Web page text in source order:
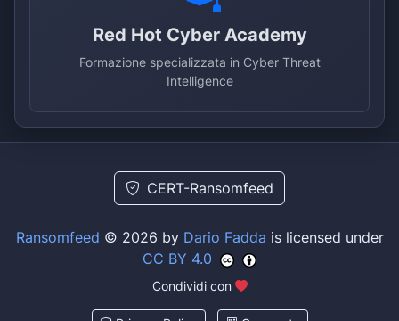
Red Hot Cyber Academy
Formazione specializzata in Cyber Threat
Intelligence
CERT-Ransomfeed
Ransomfeed © 2026 by Dario Fadda is licensed under
CC BY 4.0
Condividi con